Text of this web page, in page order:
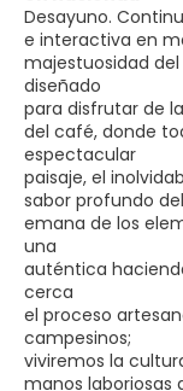
Desayuno.
e interactiva en
majestuosidad del
diseñado
para disfrutar de
del café, donde
espectacular
paisaje, el
sabor profundo
emana de los
una
auténtica
cerca
el proceso
campesinos;
viviremos la
manos laboriosas